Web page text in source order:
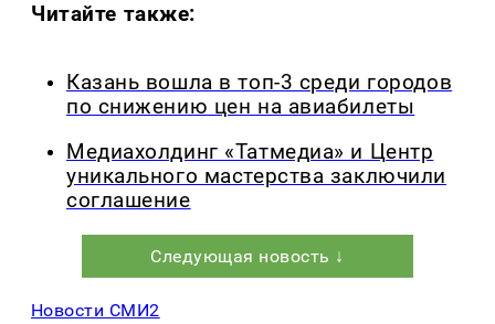
Читайте также:
Казань вошла в топ-3 среди городов
по снижению цен на авиабилеты
Медиахолдинг «Татмедиа» и Центр
уникального мастерства заключили
соглашение
Следующая новость ↓
Новости СМИ2